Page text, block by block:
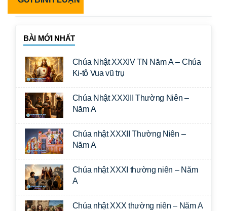
BÀI MỚI NHẤT
Chúa Nhật XXXIV TN Năm A – Chúa
Ki-tô Vua vũ trụ
Chúa Nhật XXXIII Thường Niên –
Năm A
Chúa nhật XXXII Thường Niên –
Năm A
Chúa nhật XXXI thường niên – Năm
A
Chúa nhật XXX thường niên – Năm A